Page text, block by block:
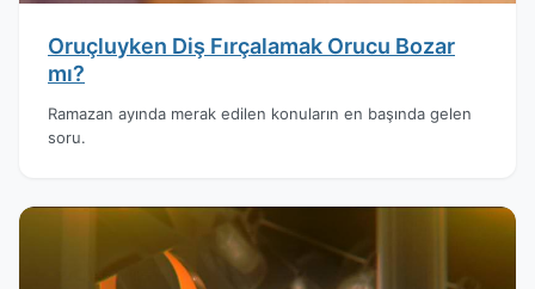
Oruçluyken Diş Fırçalamak Orucu Bozar
mı?
Ramazan ayında merak edilen konuların en başında gelen
soru.